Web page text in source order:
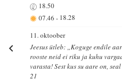
18.50
07.46- 18.28
11. oktoober
Jeesus ütleb: „Koguge endile
rooste neid ei riku ja kuhu
varasta! Sest kus su aare on,
21